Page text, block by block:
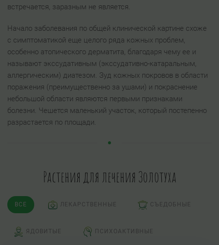
встречается, заразным не является.
Начало заболевания по общей клинической картине схоже
с симптоматикой еще целого ряда кожных проблем,
особенно атопического дерматита, благодаря чему ее и
называют экссудативным (экссудативно-катаральным,
аллергическим) диатезом. Зуд кожных покровов в области
поражения (преимущественно за ушами) и покраснение
небольшой области являются первыми признаками
болезни. Чешется маленький участок, который постепенно
разрастается по площади.
Растения для лечения Золотуха
ВСЕ ЛЕКАРСТВЕННЫЕ СЪЕДОБНЫЕ
ЯДОВИТЫЕ ПСИХОАКТИВНЫЕ